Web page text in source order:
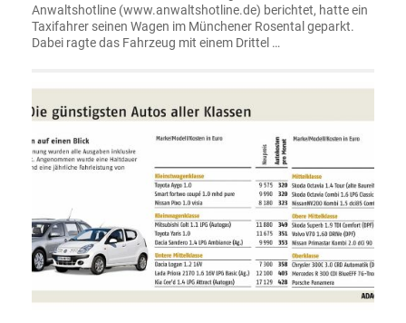
Anwaltshotline (www.anwaltshotline.de) berichtet, hatte ein
Taxifahrer seinen Wagen im Münchener Rosental geparkt.
Dabei ragte das Fahrzeug mit einem Drittel …